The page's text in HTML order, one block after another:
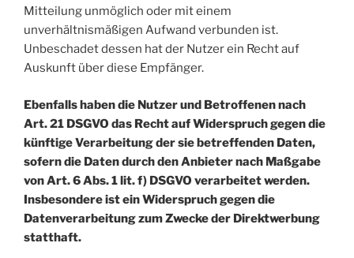
Mitteilung unmöglich oder mit einem
unverhältnismäßigen Aufwand verbunden ist.
Unbeschadet dessen hat der Nutzer ein Recht auf
Auskunft über diese Empfänger.
Ebenfalls haben die Nutzer und Betroffenen nach
Art. 21 DSGVO das Recht auf Widerspruch gegen die
künftige Verarbeitung der sie betreffenden Daten,
sofern die Daten durch den Anbieter nach Maßgabe
von Art. 6 Abs. 1 lit. f) DSGVO verarbeitet werden.
Insbesondere ist ein Widerspruch gegen die
Datenverarbeitung zum Zwecke der Direktwerbung
statthaft.